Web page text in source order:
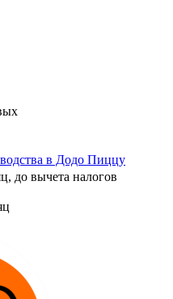
в Додо Пиццу
до вычета налогов